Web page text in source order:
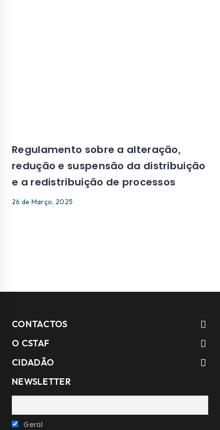
Regulamento sobre a alteração,
redução e suspensão da distribuição
e a redistribuição de processos
26 de Março, 2025
CONTACTOS
O CSTAF
CIDADÃO
NEWSLETTER
Geral